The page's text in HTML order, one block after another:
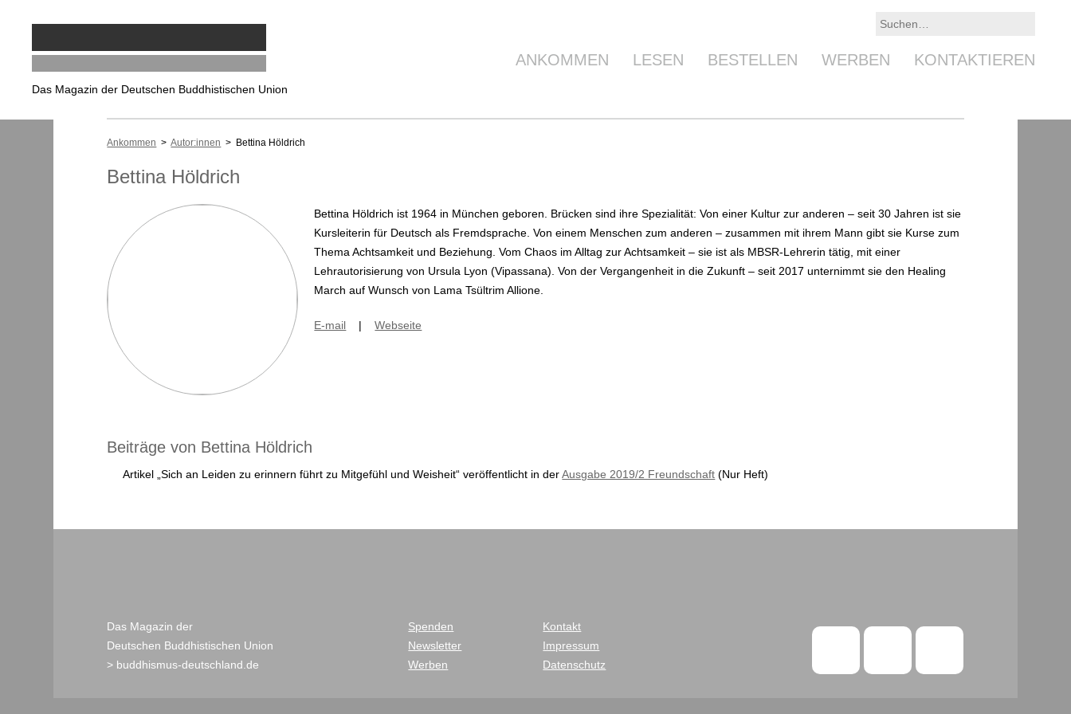
Das Magazin der Deutschen Buddhistischen Union
ANKOMMEN LESEN BESTELLEN WERBEN KONTAKTIEREN
Ankommen >Autor:innen > Bettina Höldrich
Bettina Höldrich
Bettina Höldrich ist 1964 in München geboren. Brücken sind ihre Spezialität: Von einer Kultur zur anderen – seit 30 Jahren ist sie
Kursleiterin für Deutsch als Fremdsprache. Von einem Menschen zum anderen – zusammen mit ihrem Mann gibt sie Kurse zum
Thema Achtsamkeit und Beziehung. Vom Chaos im Alltag zur Achtsamkeit – sie ist als MBSR-Lehrerin tätig, mit einer
Lehrautorisierung von Ursula Lyon (Vipassana). Von der Vergangenheit in die Zukunft – seit 2017 unternimmt sie den Healing
March auf Wunsch von Lama Tsültrim Allione.
E-mail |Webseite
Beiträge von Bettina Höldrich
Artikel „Sich an Leiden zu erinnern führt zu Mitgefühl und Weisheit“ veröffentlicht in derAusgabe 2019/2 Freundschaft (Nur Heft)
Das Magazin der
Deutschen Buddhistischen Union
> buddhismus-deutschland.de
Spenden
Newsletter
Werben
Kontakt
Impressum
Datenschutz